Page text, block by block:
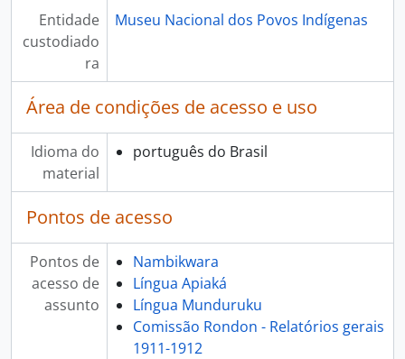
Entidade
custodiado
ra
Museu Nacional dos Povos Indígenas
Área de condições de acesso e uso
Idioma do
material
português do Brasil
Pontos de acesso
Pontos de
acesso de
assunto
Nambikwara
Língua Apiaká
Língua Munduruku
Comissão Rondon - Relatórios gerais
1911-1912